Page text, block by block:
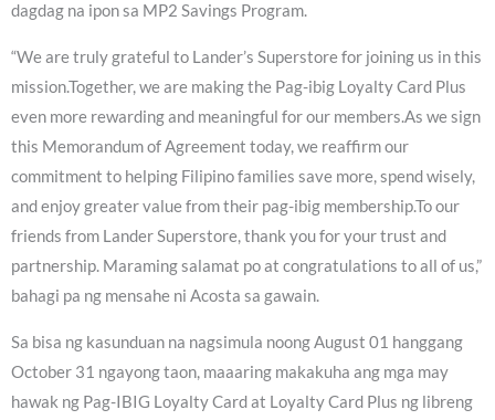
dagdag na ipon sa MP2 Savings Program.
“We are truly grateful to Lander’s Superstore for joining us in this
mission.Together, we are making the Pag-ibig Loyalty Card Plus
even more rewarding and meaningful for our members.As we sign
this Memorandum of Agreement today, we reaffirm our
commitment to helping Filipino families save more, spend wisely,
and enjoy greater value from their pag-ibig membership.To our
friends from Lander Superstore, thank you for your trust and
partnership. Maraming salamat po at congratulations to all of us,”
bahagi pa ng mensahe ni Acosta sa gawain.
Sa bisa ng kasunduan na nagsimula noong August 01 hanggang
October 31 ngayong taon, maaaring makakuha ang mga may
hawak ng Pag-IBIG Loyalty Card at Loyalty Card Plus ng libreng